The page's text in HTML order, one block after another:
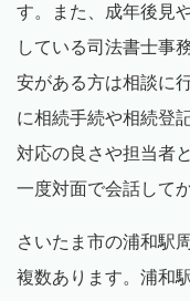
す。また、成年後見
している司法書士事
安がある方は相談に
に相続手続や相続登
対応の良さや担当者
一度対面で会話して
さいたま市の浦和駅
複数あります。浦和